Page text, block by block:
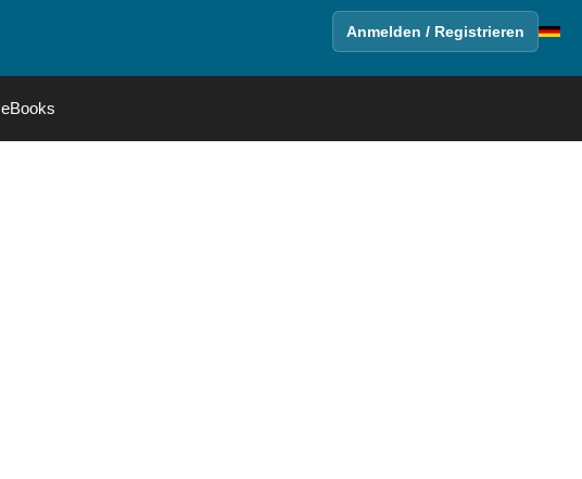
Anmelden / Registrieren
eBooks